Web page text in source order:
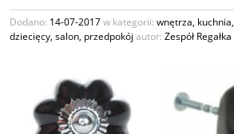
Dodano: 14-07-2017w kategorii: wnętrza, kuchnia,
dziecięcy, salon, przedpokój autor: Zespół Regałka